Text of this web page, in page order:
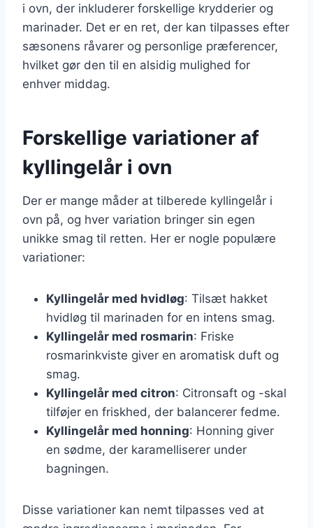
i ovn, der inkluderer forskellige krydderier og
marinader. Det er en ret, der kan tilpasses efter
sæsonens råvarer og personlige præferencer,
hvilket gør den til en alsidig mulighed for
enhver middag.
Forskellige variationer af
kyllingelår i ovn
Der er mange måder at tilberede kyllingelår i
ovn på, og hver variation bringer sin egen
unikke smag til retten. Her er nogle populære
variationer:
Kyllingelår med hvidløg: Tilsæt hakket
hvidløg til marinaden for en intens smag.
Kyllingelår med rosmarin: Friske
rosmarinkviste giver en aromatisk duft og
smag.
Kyllingelår med citron: Citronsaft og -skal
tilføjer en friskhed, der balancerer fedme.
Kyllingelår med honning: Honning giver
en sødme, der karamelliserer under
bagningen.
Disse variationer kan nemt tilpasses ved at